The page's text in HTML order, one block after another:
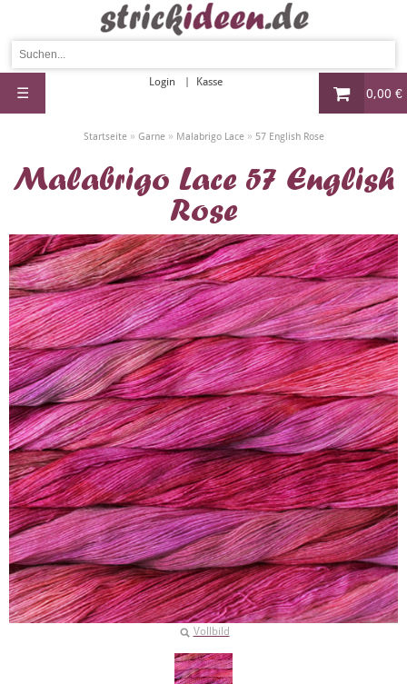
0,00 €
Login Kasse
☰
Startseite» Garne» Malabrigo Lace» 57 English Rose
Malabrigo Lace 57 English
Rose
Vollbild